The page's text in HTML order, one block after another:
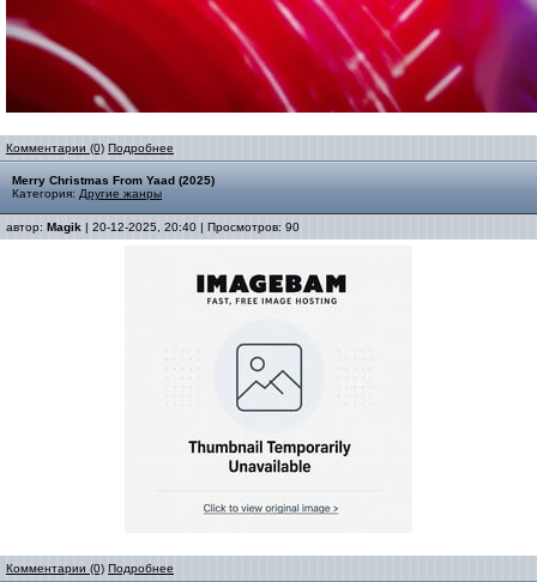
Комментарии (0) Подробнее
Merry Christmas From Yaad (2025)
Категория: Другие жанры
автор: Magik | 20-12-2025, 20:40 | Просмотров: 90
Комментарии (0) Подробнее